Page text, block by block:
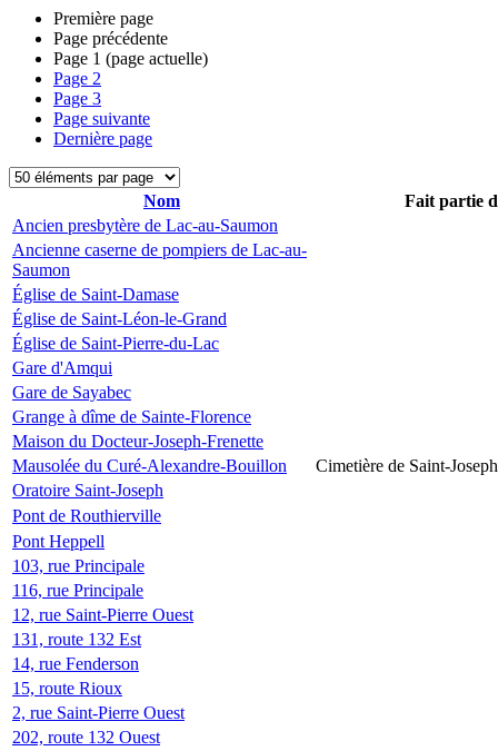
Première page
Page précédente
Page 1 (page actuelle)
Page 2
Page 3
Page suivante
Dernière page
Nom
Fait partie
Ancien presbytère de Lac-au-Saumon
Ancienne caserne de pompiers de Lac-au-
Saumon
Église de Saint-Damase
Église de Saint-Léon-le-Grand
Église de Saint-Pierre-du-Lac
Gare d'Amqui
Gare de Sayabec
Grange à dîme de Sainte-Florence
Maison du Docteur-Joseph-Frenette
Mausolée du Curé-Alexandre-Bouillon
Cimetière de Saint-Joseph
Oratoire Saint-Joseph
Pont de Routhierville
Pont Heppell
103, rue Principale
116, rue Principale
12, rue Saint-Pierre Ouest
131, route 132 Est
14, rue Fenderson
15, route Rioux
2, rue Saint-Pierre Ouest
202, route 132 Ouest